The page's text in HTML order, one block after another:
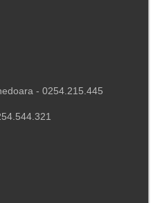
- 0254.215.445